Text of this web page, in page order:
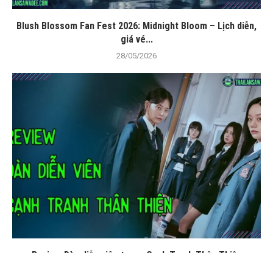
Blush Blossom Fan Fest 2026: Midnight Bloom – Lịch diễn,
giá vé...
28/05/2026